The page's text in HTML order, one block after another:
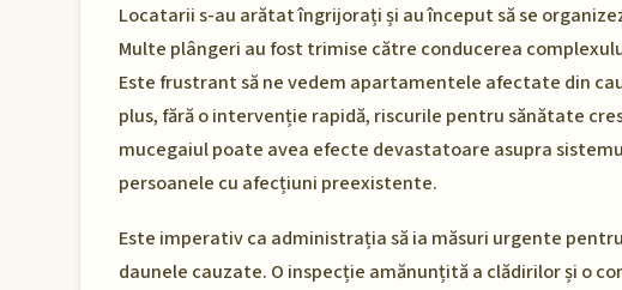
Locatarii s-au arătat îngrijorați și au început să se
Multe plângeri au fost trimise către conducerea
Este frustrant să ne vedem apartamentele afectate din
plus, fără o intervenție rapidă, riscurile pentru sănătate
mucegaiul poate avea efecte devastatoare asupra
persoanele cu afecțiuni preexistente.
Este imperativ ca administrația să ia măsuri urgente
daunele cauzate. O inspecție amănunțită a clădirilor și o